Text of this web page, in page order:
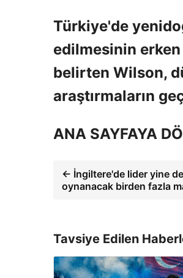
Türkiye'de
edilmesinin
belirten Wilson,
araştırmaların
ANA SAYFAYA
← İngiltere'de lider yine
oynanacak birden fazla
Tavsiye Edilen